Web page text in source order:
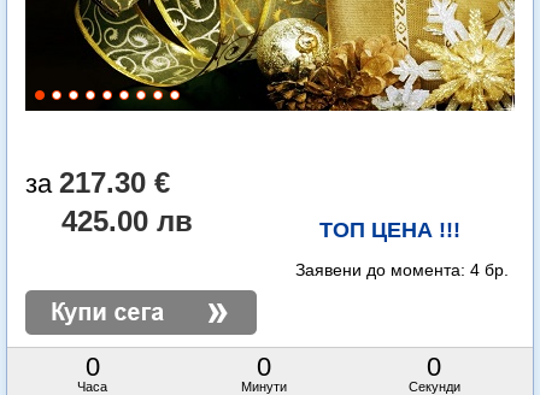
217.30 €
425.00 лв
ТОП ЦЕНА !!!
0
Часа
0
Минути
0
Секунди
Заявени до момента: 4 бр.